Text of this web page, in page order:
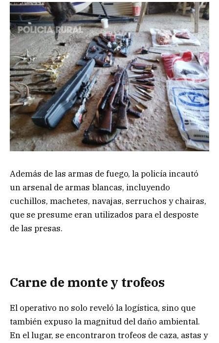
Además de las armas de fuego, la policía incautó
un arsenal de armas blancas, incluyendo
cuchillos, machetes, navajas, serruchos y chairas,
que se presume eran utilizados para el desposte
de las presas.
Carne de monte y trofeos
El operativo no solo reveló la logística, sino que
también expuso la magnitud del daño ambiental.
En el lugar, se encontraron trofeos de caza, astas y